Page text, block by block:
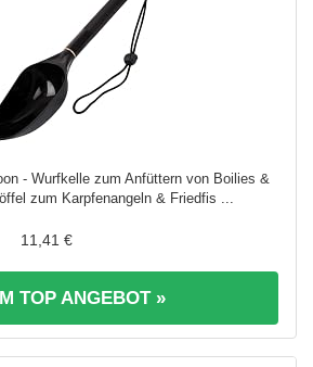
- Wurfkelle zum Anfüttern von Boilies &
zum Karpfenangeln & Friedfis ...
11,41 €
TOP ANGEBOT »